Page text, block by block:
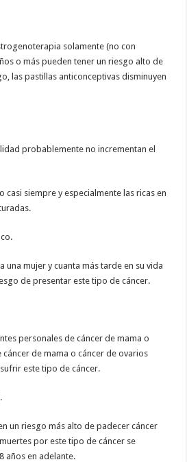
solamente (no con
o más pueden tener un riesgo alto de
las pastillas anticonceptivas disminuyen
probablemente no incrementan el
casi siempre y especialmente las ricas en
una mujer y cuanta más tarde en su vida
de presentar este tipo de cáncer.
personales de cáncer de mama o
de mama o cáncer de ovarios
este tipo de cáncer.
un riesgo más alto de padecer cáncer
por este tipo de cáncer se
años en adelante.